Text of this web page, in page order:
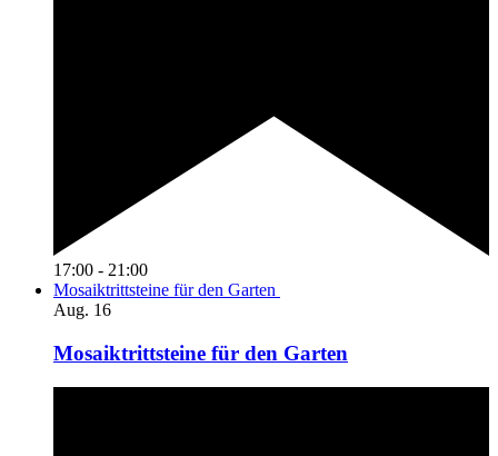
17:00 - 21:00
Mosaiktrittsteine für den Garten
Aug. 16
Mosaiktrittsteine für den Garten